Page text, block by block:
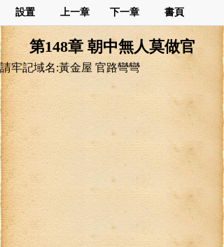
設置 上一章 下一章 書頁
第148章 朝中無人莫做官
請牢記域名:黃金屋 官路彎彎